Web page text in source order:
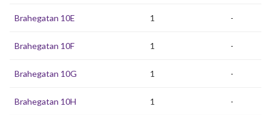
Brahegatan 10E 1 -
Brahegatan 10F 1 -
Brahegatan 10G 1 -
Brahegatan 10H 1 -